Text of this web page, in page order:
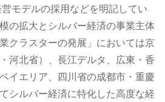
モデルの採用などを明記してい
の拡大とシルバー経済の事業主体
クラスターの発展」においては京
河北省）、長江デルタ、広東・香
イエリア、四川省の成都市・重慶
シルバー経済に特化した高度な経